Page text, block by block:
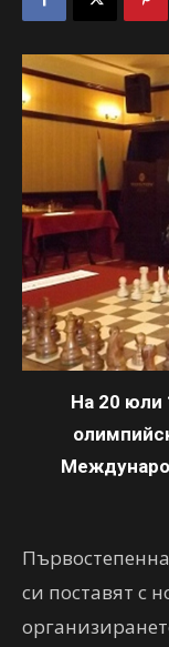
На 20 юли
си поставят с